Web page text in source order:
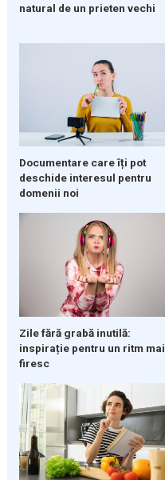
natural de un prieten vechi
Documentare care îți pot
deschide interesul pentru
domenii noi
Zile fără grabă inutilă:
inspirație pentru un ritm mai
firesc